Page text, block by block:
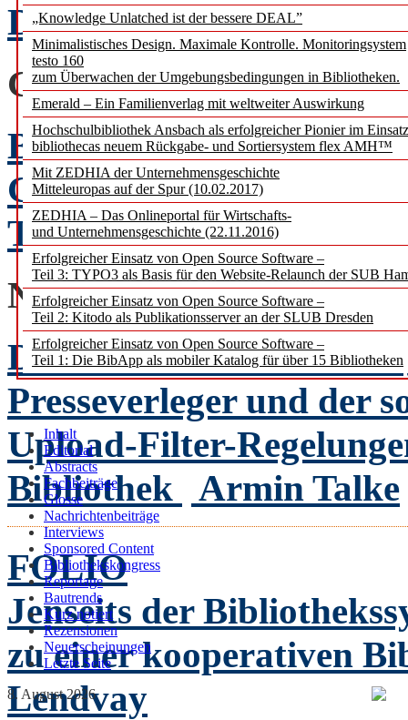
„Knowledge Unlatched ist der bessere DEAL”
Minimalistisches Design. Maximale Kontrolle. Monitoringsystem
testo 160
zum Überwachen der Umgebungsbedingungen in Bibliotheken.
Emerald – Ein Familienverlag mit weltweiter Auswirkung
Hochschulbibliothek Ansbach als erfolgreicher Pionier im
bibliothecas neuem Rückgabe- und Sortiersystem flex AMH™
Mit ZEDHIA der Unternehmensgeschichte
Mitteleuropas auf der Spur (10.02.2017)
ZEDHIA – Das Onlineportal für Wirtschafts-
und Unternehmensgeschichte (22.11.2016)
Erfolgreicher Einsatz von Open Source Software –
Teil 3: TYPO3 als Basis für den Website-Relaunch der SUB
Erfolgreicher Einsatz von Open Source Software –
Teil 2: Kitodo als Publikationsserver an der SLUB Dresden
Erfolgreicher Einsatz von Open Source Software –
Teil 1: Die BibApp als mobiler Katalog für über 15 Bibliotheken
Inhalt
Editorial
Abstracts
Fachbeiträge
Glosse
Nachrichtenbeiträge
Interviews
Sponsored Content
Bibliothekskongress
Reportage
Bautrends
Kurz notiert
Rezensionen
Neuerscheinungen
Letzte Seite
8. August 2026
DIN ISO 690
GLOSSE
BIBLIOTHEKEN in
Georg Ruppelt
Teil III: Frühe Neuzeit
Die Relevanz des
Presseverleger und der
Upload-Filter-
Bibliothek
Armin Talke
FOLIO
Jenseits der
zu einer kooperativen
Lendvay